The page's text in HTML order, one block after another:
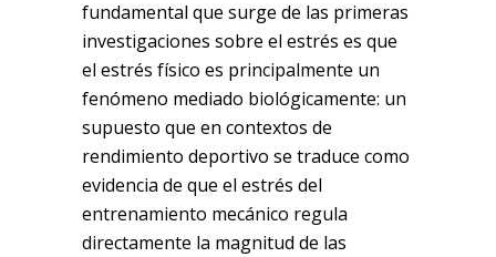
fundamental que surge de las primeras
investigaciones sobre el estrés es que
el estrés físico es principalmente un
fenómeno mediado biológicamente: un
supuesto que en contextos de
rendimiento deportivo se traduce como
evidencia de que el estrés del
entrenamiento mecánico regula
directamente la magnitud de las